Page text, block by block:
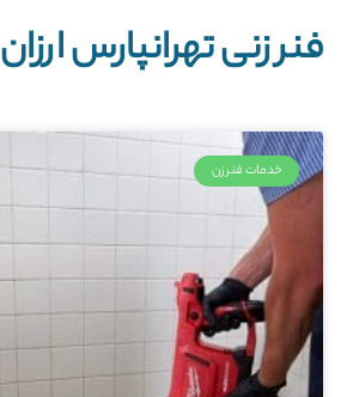
فنر زنی تهرانپارس ارزان
خدمات فنرزن